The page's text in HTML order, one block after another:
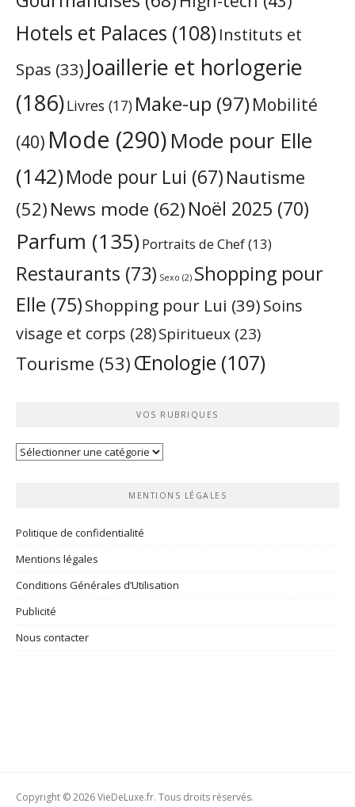
Hotels et Palaces (108) Instituts et
Spas (33) Joaillerie et horlogerie
(186)Livres (17) Make-up (97) Mobilité
(40) Mode (290)Mode pour Elle
(142)Mode pour Lui (67) Nautisme
(52) News mode (62)Noël 2025 (70)
Parfum (135)Portraits de Chef(13)
Restaurants (73) Sexo (2) Shopping pour
Elle (75)Shopping pour Lui (39)Soins
visage et corps (28)Spiritueux (23)
Tourisme (53) Œnologie (107)
VOS RUBRIQUES
Vos
MENTIONS LÉGALES
Politique de confidentialité
Mentions légales
Conditions Générales d’Utilisation
Publicité
Nous contacter
Copyright © 2026 VieDeLuxe.fr. Tous droits réservés.